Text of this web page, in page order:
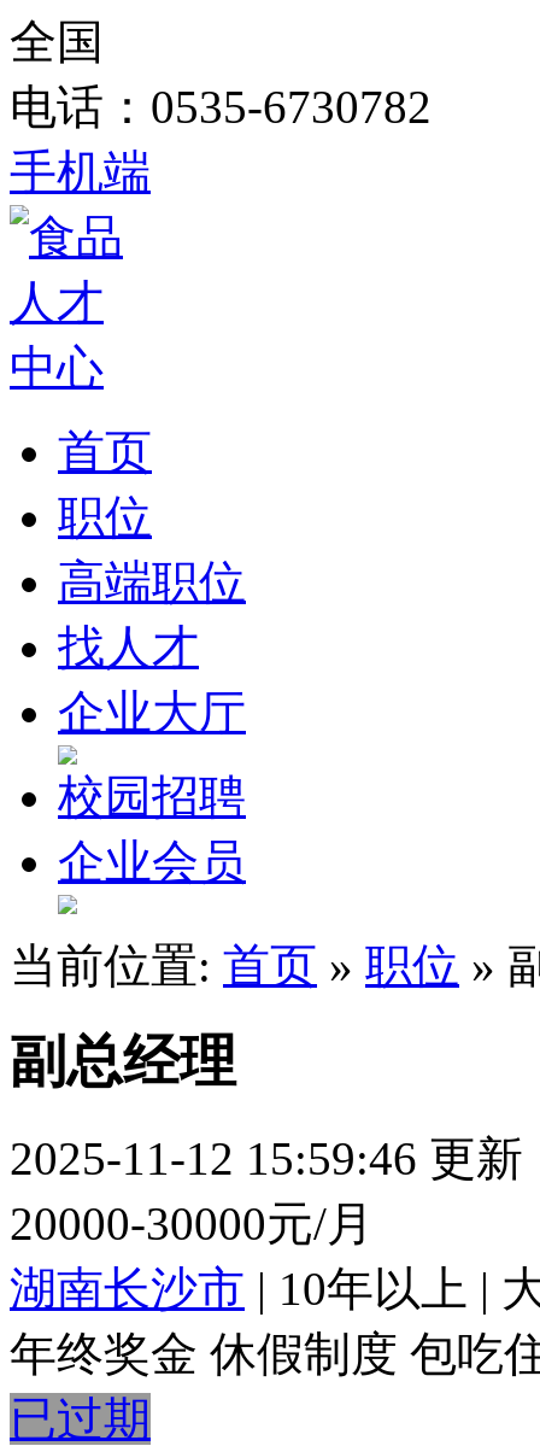
全国
电话：0535-6730782
手机端
首页
职位
高端职位
找人才
企业大厅
校园招聘
企业会员
当前位置: 首页 » 职位 »
副总经理
2025-11-12 15:59:46 更新
20000-30000元/月
湖南长沙市 | 10年以上 |
年终奖金 休假制度 包吃
已过期